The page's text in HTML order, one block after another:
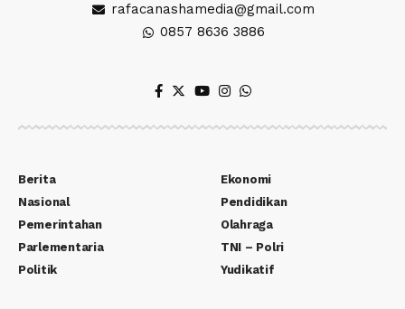
rafacanashamedia@gmail.com
0857 8636 3886
Berita
Nasional
Pemerintahan
Parlementaria
Politik
Ekonomi
Pendidikan
Olahraga
TNI – Polri
Yudikatif